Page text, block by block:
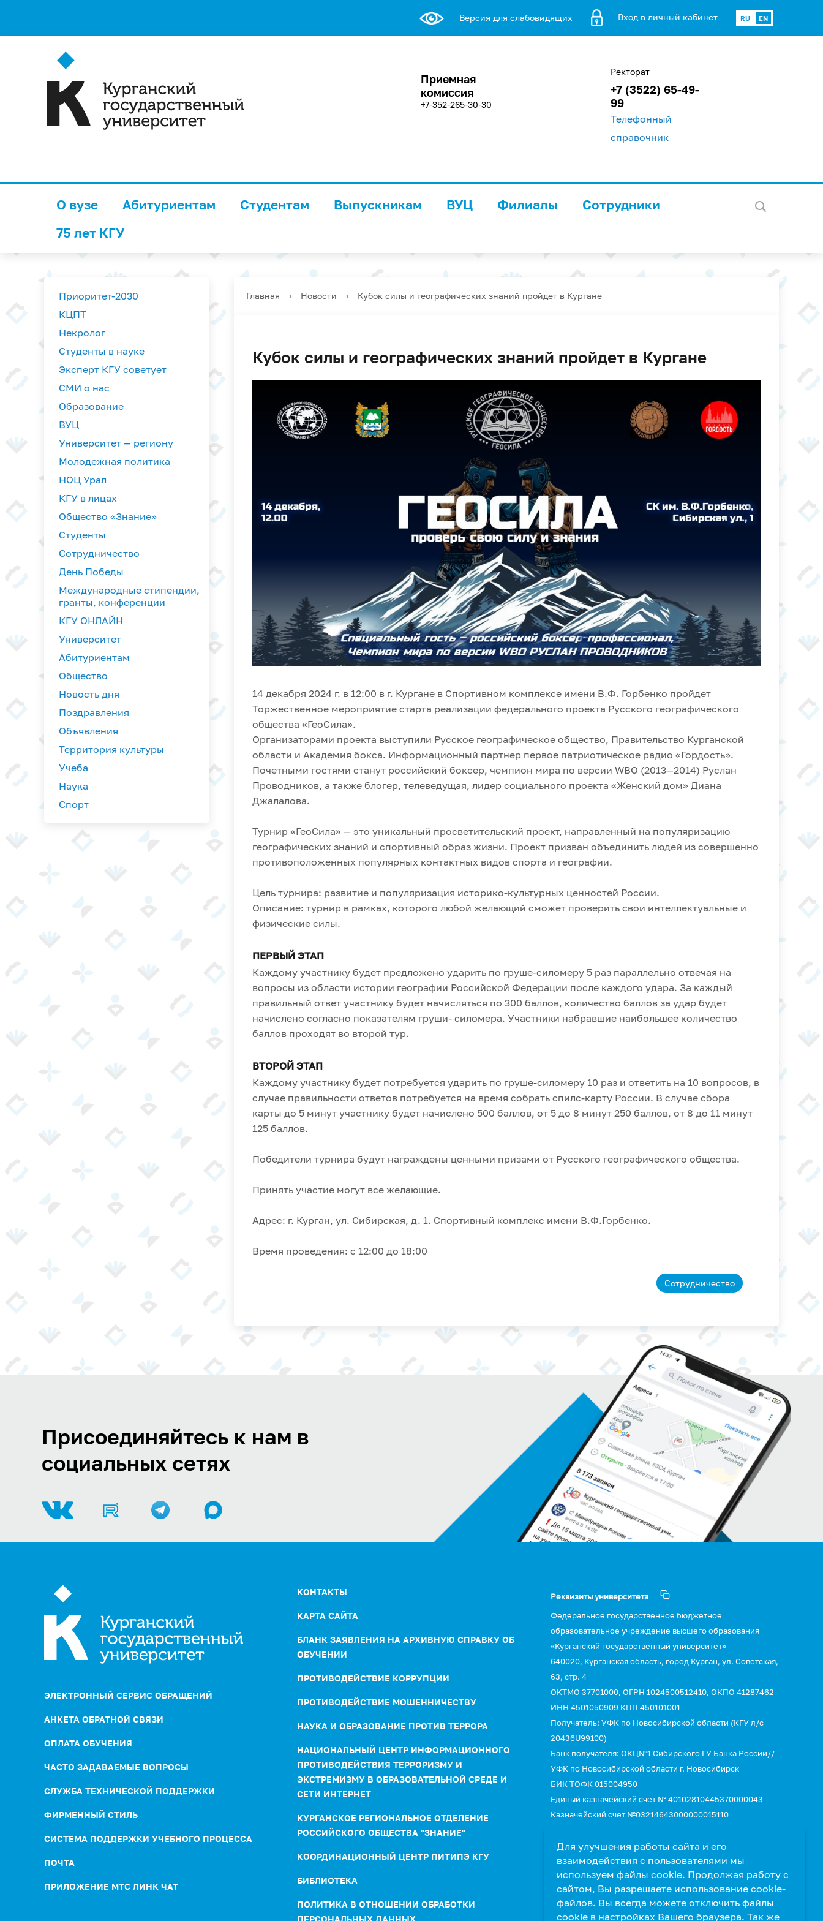
Версия для слабовидящих Вход в личный кабинет RU EN
Приемная
комиссия
+7-352-265-30-30
Ректорат
+7 (3522) 65-49-
99
Телефонный
справочник
О вузе Абитуриентам Студентам Выпускникам ВУЦ Филиалы
Сотрудники
75 лет КГУ
Приоритет-2030
КЦПТ
Некролог
Студенты в науке
Эксперт КГУ советует
СМИ о нас
Образование
ВУЦ
Университет — региону
Молодежная политика
НОЦ Урал
КГУ в лицах
Общество «Знание»
Студенты
Сотрудничество
День Победы
Международные стипендии,
гранты, конференции
КГУ ОНЛАЙН
Университет
Абитуриентам
Общество
Новость дня
Поздравления
Объявления
Территория культуры
Учеба
Наука
Спорт
Главная › Новости › Кубок силы и географических знаний пройдет в Кургане
Кубок силы и географических знаний пройдет в Кургане
14 декабря 2024 г. в 12:00 в г. Кургане в Спортивном комплексе имени В.Ф. Горбенко пройдет
Торжественное мероприятие старта реализации федерального проекта Русского географического
общества «ГеоСила».
Организаторами проекта выступили Русское географическое общество, Правительство Курганской
области и Академия бокса. Информационный партнер первое патриотическое радио «Гордость».
Почетными гостями станут российский боксер, чемпион мира по версии WBO (2013—2014) Руслан
Проводников, а также блогер, телеведущая, лидер социального проекта «Женский дом» Диана
Джалалова.
Турнир «ГеоСила» — это уникальный просветительский проект, направленный на популяризацию
географических знаний и спортивный образ жизни. Проект призван объединить людей из совершенно
противоположенных популярных контактных видов спорта и географии.
Цель турнира: развитие и популяризация историко-культурных ценностей России.
Описание: турнир в рамках, которого любой желающий сможет проверить свои интеллектуальные и
физические силы.
ПЕРВЫЙ ЭТАП
Каждому участнику будет предложено ударить по груше-силомеру 5 раз параллельно отвечая на
вопросы из области истории географии Российской Федерации после каждого удара. За каждый
правильный ответ участнику будет начисляться по 300 баллов, количество баллов за удар будет
начислено согласно показателям груши- силомера. Участники набравшие наибольшее количество
баллов проходят во второй тур.
ВТОРОЙ ЭТАП
Каждому участнику будет потребуется ударить по груше-силомеру 10 раз и ответить на 10 вопросов, в
случае правильности ответов потребуется на время собрать спилс-карту России. В случае сбора
карты до 5 минут участнику будет начислено 500 баллов, от 5 до 8 минут 250 баллов, от 8 до 11 минут
125 баллов.
Победители турнира будут награждены ценными призами от Русского географического общества.
Принять участие могут все желающие.
Адрес: г. Курган, ул. Сибирская, д. 1. Спортивный комплекс имени В.Ф.Горбенко.
Время проведения: с 12:00 до 18:00
Сотрудничество
Присоединяйтесь к нам в
социальных сетях
ЭЛЕКТРОННЫЙ СЕРВИС ОБРАЩЕНИЙ
АНКЕТА ОБРАТНОЙ СВЯЗИ
ОПЛАТА ОБУЧЕНИЯ
ЧАСТО ЗАДАВАЕМЫЕ ВОПРОСЫ
СЛУЖБА ТЕХНИЧЕСКОЙ ПОДДЕРЖКИ
ФИРМЕННЫЙ СТИЛЬ
СИСТЕМА ПОДДЕРЖКИ УЧЕБНОГО ПРОЦЕССА
ПОЧТА
ПРИЛОЖЕНИЕ МТС ЛИНК ЧАТ
КОНТАКТЫ
КАРТА САЙТА
БЛАНК ЗАЯВЛЕНИЯ НА АРХИВНУЮ СПРАВКУ ОБ
ОБУЧЕНИИ
ПРОТИВОДЕЙСТВИЕ КОРРУПЦИИ
ПРОТИВОДЕЙСТВИЕ МОШЕННИЧЕСТВУ
НАУКА И ОБРАЗОВАНИЕ ПРОТИВ ТЕРРОРА
НАЦИОНАЛЬНЫЙ ЦЕНТР ИНФОРМАЦИОННОГО
ПРОТИВОДЕЙСТВИЯ ТЕРРОРИЗМУ И
ЭКСТРЕМИЗМУ В ОБРАЗОВАТЕЛЬНОЙ СРЕДЕ И
СЕТИ ИНТЕРНЕТ
КУРГАНСКОЕ РЕГИОНАЛЬНОЕ ОТДЕЛЕНИЕ
РОССИЙСКОГО ОБЩЕСТВА "ЗНАНИЕ"
КООРДИНАЦИОННЫЙ ЦЕНТР ПИТИПЭ КГУ
БИБЛИОТЕКА
ПОЛИТИКА В ОТНОШЕНИИ ОБРАБОТКИ
ПЕРСОНАЛЬНЫХ ДАННЫХ
Реквизиты университета
Федеральное государственное бюджетное
образовательное учреждение высшего образования
«Курганский государственный университет»
640020, Курганская область, город Курган, ул. Советская,
63, стр. 4
ОКТМО 37701000, ОГРН 1024500512410, ОКПО 41287462
ИНН 4501050909 КПП 450101001
Получатель: УФК по Новосибирской области (КГУ л/с
20436U99100)
Банк получателя: ОКЦ№1 Сибирского ГУ Банка России//
УФК по Новосибирской области г. Новосибирск
БИК ТОФК 015004950
Единый казначейский счет № 40102810445370000043
Казначейский счет №03214643000000015110
УИН 0
Для улучшения работы сайта и его
взаимодействия с пользователями мы
используем файлы cookie. Продолжая работу с
сайтом, Вы разрешаете использование cookie-
файлов. Вы всегда можете отключить файлы
cookie в настройках Вашего браузера. Так же